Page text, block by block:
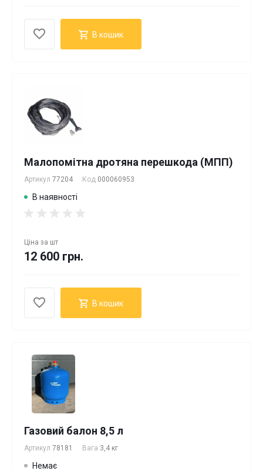
В кошик
Малопомітна дротяна перешкода (МПП)
Артикул 77204 Код 000060953
В наявності
Ціна за шт
12 600 грн.
В кошик
Газовий балон 8,5 л
Артикул 78181 Вага 3,4 кг
Немає